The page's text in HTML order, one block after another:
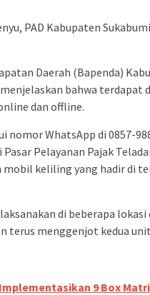
PAD Kabupaten
Daerah (Bapenda)
bahwa terdapat
dan offline.
nomor WhatsApp di 0857-
Pelayanan Pajak
mobil keliling yang hadir di
di beberapa
terus menggenjot kedua
9 Box